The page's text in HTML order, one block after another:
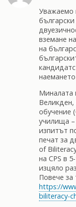
Уважаемо
вземане
на
Миналата
Великден,
обучение
училища –
изпитът
печат за
of
на CPS в
изцяло
Повече за
https://
biliteracy-